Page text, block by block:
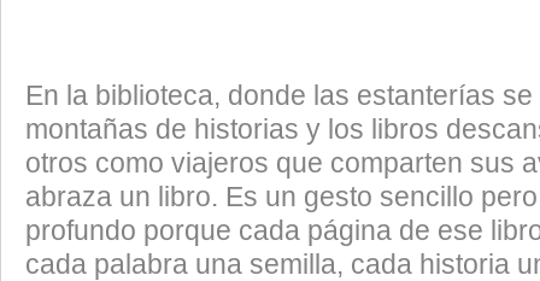
En la biblioteca, donde las estanterías
montañas de historias y los libros
otros como viajeros que comparten sus
abraza un libro. Es un gesto sencillo
profundo porque cada página de ese
cada palabra una semilla, cada historia